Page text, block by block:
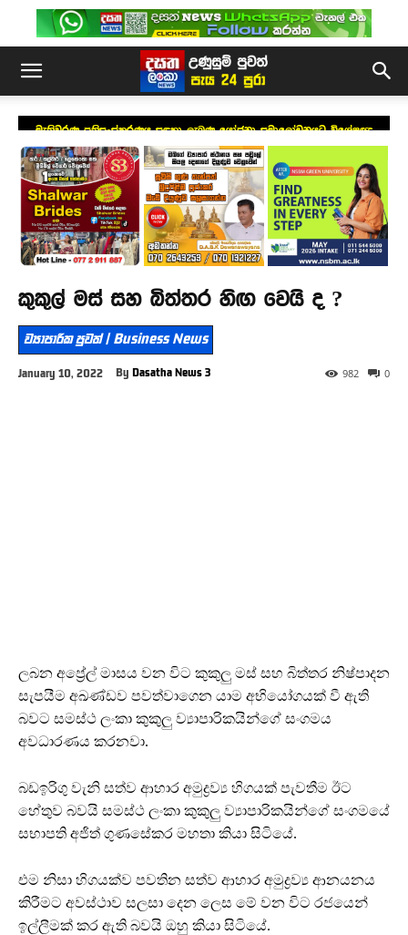
මැතිවරණ ප්‍රතිසංස්කරණය සඳහා ලැබුණු යෝජනා සමාලෝචනයට විශේෂඥ
මණ්ඩලයක්
කුකුල් මස් සහ බිත්තර හිඟ වෙයි ද ?
ව්‍යාපාරික පුවත් | Business News
January 10, 2022 By Dasatha News 3 0
982
ලබන අප්‍රේල් මාසය වන විට කුකුලු මස් සහ බිත්තර නිෂ්පාදන
සැපයීම අඛණ්ඩව පවත්වාගෙන යාම අභියෝගයක් වී ඇති
බවට සමස්ථ ලංකා කුකුලු ව්‍යාපාරිකයින්ගේ සංගමය
අවධාරණය කරනවා.
බඩඉරිගු වැනි සත්ව ආහාර අමුද්‍රව්‍ය හිගයක් පැවතීම ඊට
හේතුව බවයි සමස්ථ ලංකා කුකුලු ව්‍යාපාරිකයින්ගේ සංගමයේ
සභාපති අජිත් ගුණසේකර මහතා කියා සිටියේ.
එම නිසා හිගයක්ව පවතින සත්ව ආහාර අමුද්‍රව්‍ය ආනයනය
කිරීමට අවස්ථාව සලසා දෙන ලෙස මේ වන විට රජයෙන්
ඉල්ලීමක් කර ඇති බවයි ඔහු කියා සිටියේ.